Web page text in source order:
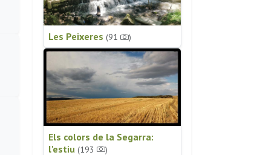
Les Peixeres (91 )
Els colors de la Segarra:
l'estiu (193 )